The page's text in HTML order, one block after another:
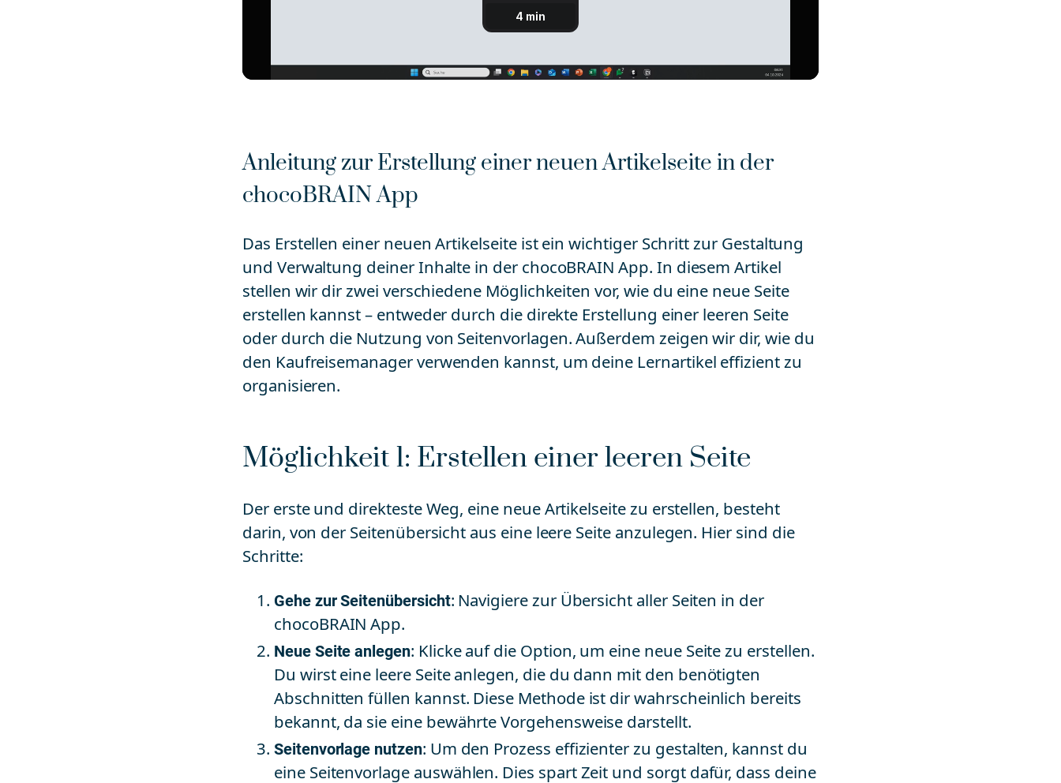
Anleitung zur Erstellung einer neuen Artikelseite in der
chocoBRAIN App
Das Erstellen einer neuen Artikelseite ist ein wichtiger Schritt zur Gestaltung
und Verwaltung deiner Inhalte in der chocoBRAIN App. In diesem Artikel
stellen wir dir zwei verschiedene Möglichkeiten vor, wie du eine neue Seite
erstellen kannst – entweder durch die direkte Erstellung einer leeren Seite
oder durch die Nutzung von Seitenvorlagen. Außerdem zeigen wir dir, wie du
den Kaufreisemanager verwenden kannst, um deine Lernartikel effizient zu
organisieren.
Möglichkeit 1: Erstellen einer leeren Seite
Der erste und direkteste Weg, eine neue Artikelseite zu erstellen, besteht
darin, von der Seitenübersicht aus eine leere Seite anzulegen. Hier sind die
Schritte:
Gehe zur Seitenübersicht: Navigiere zur Übersicht aller Seiten in der
chocoBRAIN App.
Neue Seite anlegen: Klicke auf die Option, um eine neue Seite zu erstellen.
Du wirst eine leere Seite anlegen, die du dann mit den benötigten
Abschnitten füllen kannst. Diese Methode ist dir wahrscheinlich bereits
bekannt, da sie eine bewährte Vorgehensweise darstellt.
Seitenvorlage nutzen: Um den Prozess effizienter zu gestalten, kannst du
eine Seitenvorlage auswählen. Dies spart Zeit und sorgt dafür, dass deine